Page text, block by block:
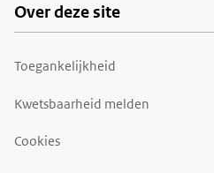
Over deze site
Toegankelijkheid
Kwetsbaarheid melden
Cookies